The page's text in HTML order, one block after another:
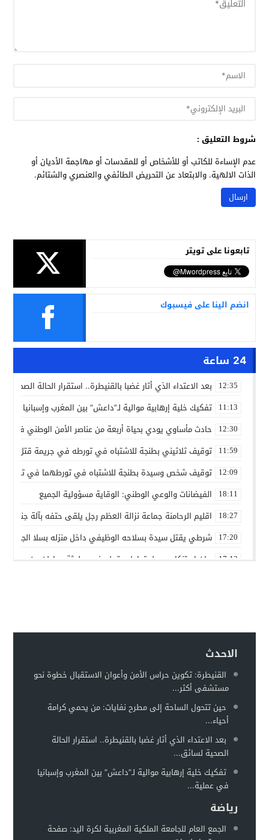
شروط التعليق :
عدم الإساءة للكاتب أو للأشخاص أو للمقدسات أو مهاجمة الأديان أو
الذات الالهية. والابتعاد عن التحريض الطائفي والعنصري والشتائم.
تابعونا على تويتر
انضم الينا على فيسبوك
24 ساعة
12:35 بعد الاعتداء الذي أثار غضبا بالقنيطرة.. استقرار الحالة
11:13 تفكيك خلية إرهابية موالية لـ”داعش” بين المغرب وإسبانيا في
12:30 حادث مأساوي يودي بحياة أربعة من عناصر الأمن الوطني في
11:59 توقيف ثلاثيني بطنجة للاشتباه في تورطه في جريمة قتل
12:09 توقيف شخص وسيدة بطنجة للاشتباه في تورطهما في تزوير
18:11 الفيضانات والوعي الوطني: الوقاية مسؤولية الجميع
18:27 اقليم الرحامنة جماعة نزالة العظم رجل يلقى حتفه بآلة جني
17:20 شرطي يقتل سيدة بسلاحه الوظيفي داخل منزله بسلا الجديدة
17:13 بيان استنكاري حول تداول مقطع فيديو لجثة مواطن من
هيئة الدفاع تثير حيثية التقادم لإسقاط تهمة النصب عن محمد
سيارة مجهولة تثير استنفارًا أمنيًا بحي الفوركي تابريكت – سلا
12:31 الغموض يلف حريقا في مركز صحي
الاحدث
القنيطرة: تكوين حراس الأمن وأعوان الاستقبال خطوة نحو
مستشفى أكثر...
حين تتحول الساحة إلى مطرح نفايات: من يحمي كرامة
أحياء...
بعد الاعتداء الذي أثار غضبا بالقنيطرة.. استقرار الحالة
الصحية لسائق...
تفكيك خلية إرهابية موالية لـ”داعش” بين المغرب وإسبانيا
في عملية...
رياضة
الجمع العام للجامعة الملكية المغربية لكرة اليد: صفحة